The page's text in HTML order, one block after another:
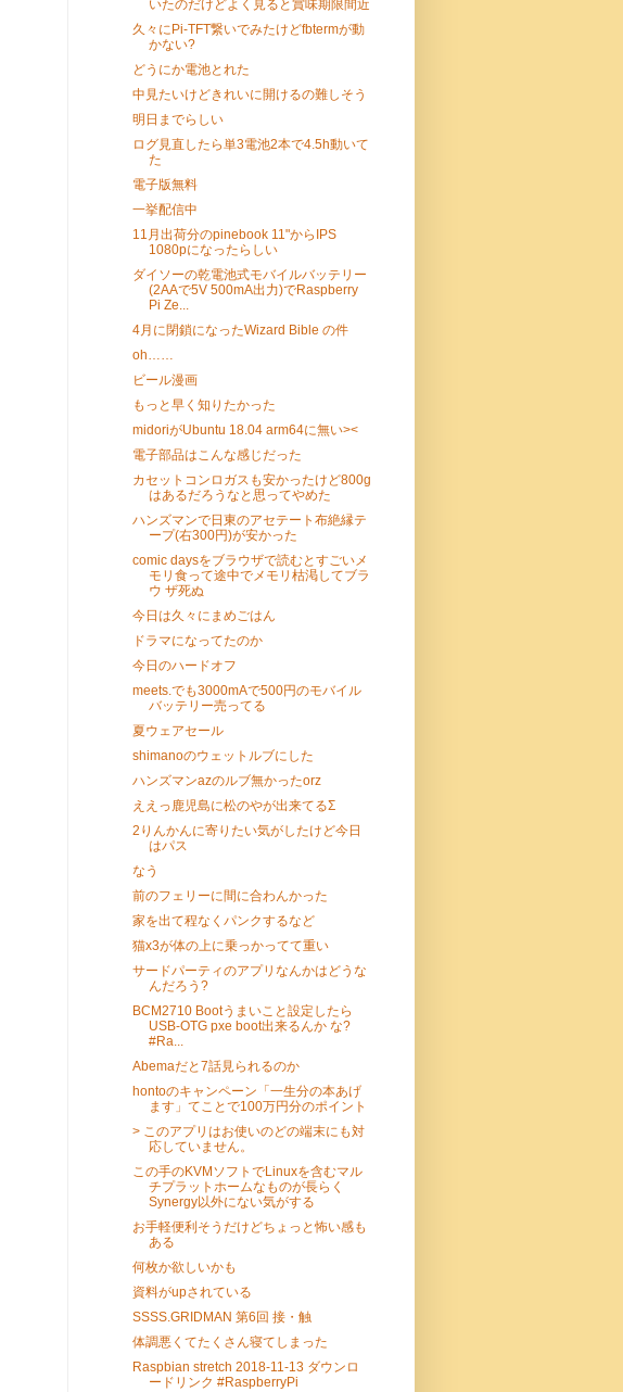
いたのだけどよく見ると賞味期限間近
久々にPi-TFT繋いでみたけどfbtermが動
かない?
どうにか電池とれた
中見たいけどきれいに開けるの難しそう
明日までらしい
ログ見直したら単3電池2本で4.5h動いて
た
電子版無料
一挙配信中
11月出荷分のpinebook 11"からIPS
1080pになったらしい
ダイソーの乾電池式モバイルバッテリー
(2AAで5V 500mA出力)でRaspberry
Pi Ze...
4月に閉鎖になったWizard Bible の件
oh……
ビール漫画
もっと早く知りたかった
midoriがUbuntu 18.04 arm64に無い><
電子部品はこんな感じだった
カセットコンロガスも安かったけど800g
はあるだろうなと思ってやめた
ハンズマンで日東のアセテート布絶縁テ
ープ(右300円)が安かった
comic daysをブラウザで読むとすごいメ
モリ食って途中でメモリ枯渇してブラ
ウ ザ死ぬ
今日は久々にまめごはん
ドラマになってたのか
今日のハードオフ
meets.でも3000mAで500円のモバイル
バッテリー売ってる
夏ウェアセール
shimanoのウェットルブにした
ハンズマンazのルブ無かったorz
ええっ鹿児島に松のやが出来てるΣ
2りんかんに寄りたい気がしたけど今日
はパス
なう
前のフェリーに間に合わんかった
家を出て程なくパンクするなど
猫x3が体の上に乗っかってて重い
サードパーティのアプリなんかはどうな
んだろう?
BCM2710 Bootうまいこと設定したら
USB-OTG pxe boot出来るんか な?
#Ra...
Abemaだと7話見られるのか
hontoのキャンペーン「一生分の本あげ
ます」てことで100万円分のポイント
> このアプリはお使いのどの端末にも対
応していません。
この手のKVMソフトでLinuxを含むマル
チプラットホームなものが長らく
Synergy以外にない気がする
お手軽便利そうだけどちょっと怖い感も
ある
何枚か欲しいかも
資料がupされている
SSSS.GRIDMAN 第6回 接・触
体調悪くてたくさん寝てしまった
Raspbian stretch 2018-11-13 ダウンロ
ードリンク #RaspberryPi